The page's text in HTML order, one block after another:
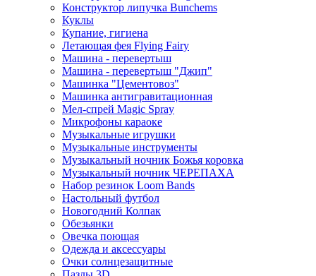
Конструктор липучка Bunchems
Куклы
Купание, гигиена
Летающая фея Flying Fairy
Машина - перевертыш
Машина - перевертыш "Джип"
Машинка "Цементовоз"
Машинка антигравитационная
Мел-спрей Magic Spray
Микрофоны караоке
Музыкальные игрушки
Музыкальные инструменты
Музыкальный ночник Божья коровка
Музыкальный ночник ЧЕРЕПАХА
Набор резинок Loom Bands
Настольный футбол
Новогодний Колпак
Обезьянки
Овечка поющая
Одежда и аксессуары
Очки солнцезащитные